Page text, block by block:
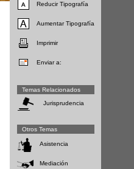
Reducir Tipografía
Aumentar Tipografía
Imprimir
Enviar a:
Temas Relacionados
Jurisprudencia
Otros Temas
Asistencia
Mediación